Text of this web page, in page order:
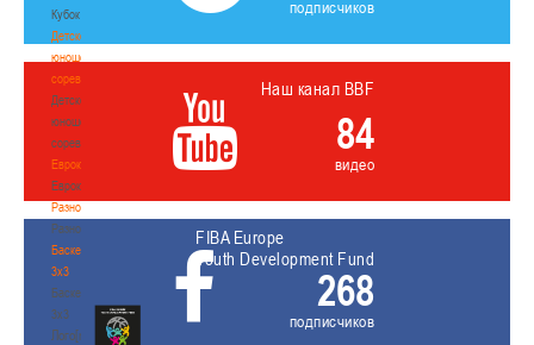
Кубок
Детско-
юношеские
соревнования
Детско-
юношеские
соревнования
Еврокубки
Еврокубки
Разное
Разное
Баскетбол
3х3
Баскетбол
3х3
Лого[modid=121]
подписчиков
Наш канал BBF
84
видео
FIBA Europe
Youth Development Fund
268
подписчиков